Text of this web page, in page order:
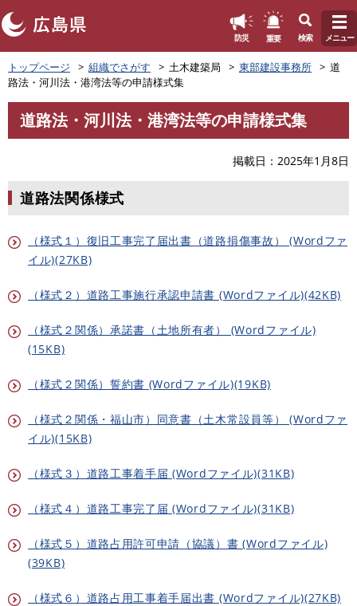
ペ
ー
ジ
の
頭
。
防災 重要 検索 メニュー
トップページ 組織でさがす 土木建築局 東部建設事務所
道
路法・河川法・港湾法等の申請様式集
文
道路法・河川法・港湾法等の申請様式集
掲載日 2025年1月8日
道路法関係様式
（様式１）復旧工事完了届出書（道路損傷事故） (Wordファ
イル)(27KB)
（様式２）道路工事施行承認申請書 (Wordファイル)(42KB)
（様式２関係）承諾書（土地所有者） (Wordファイル)
(15KB)
（様式２関係）誓約書 (Wordファイル)(19KB)
（様式２関係・福山市）同意書（土木常設員等） (Wordファ
イル)(15KB)
（様式３）道路工事着手届 (Wordファイル)(31KB)
（様式４）道路工事完了届 (Wordファイル)(31KB)
（様式５）道路占用許可申請（協議）書 (Wordファイル)
(39KB)
（様式６）道路占用工事着手届出書 (Wordファイル)(27KB)